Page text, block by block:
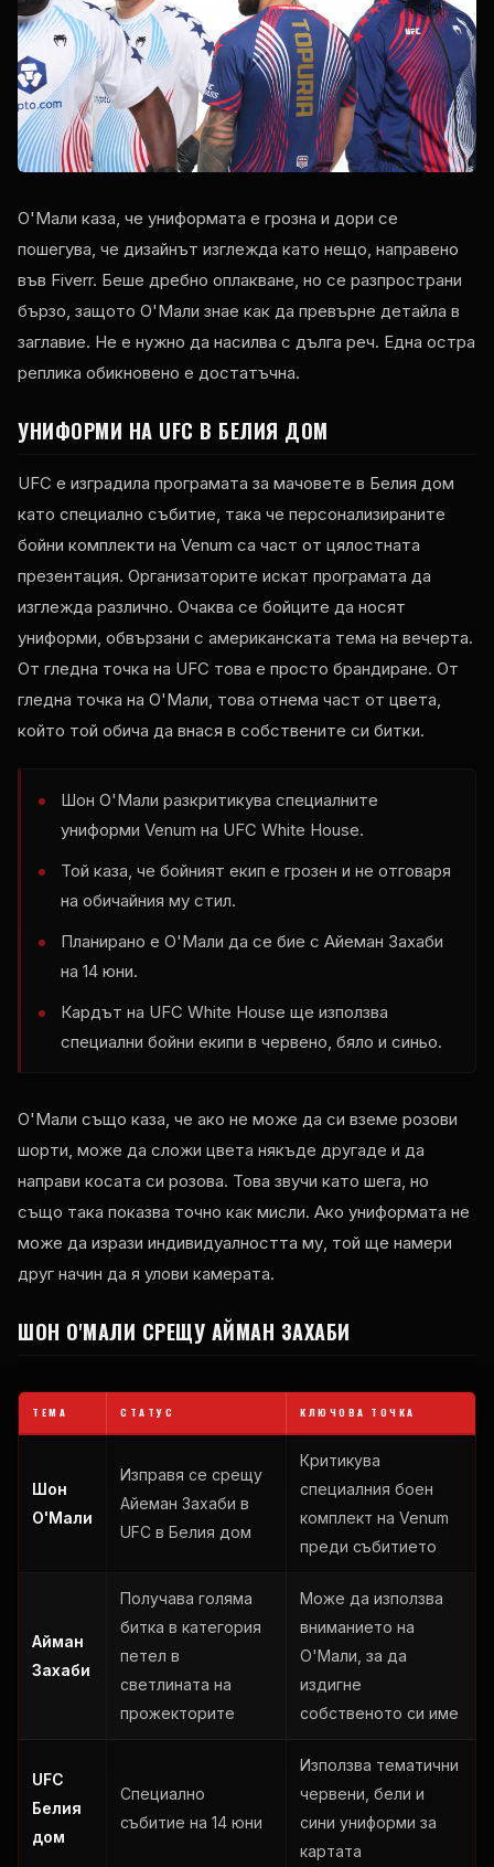
О'Мали каза, че униформата е грозна и дори се
пошегува, че дизайнът изглежда като нещо, направено
във Fiverr. Беше дребно оплакване, но се разпространи
бързо, защото О'Мали знае как да превърне детайла в
заглавие. Не е нужно да насилва с дълга реч. Една остра
реплика обикновено е достатъчна.
УНИФОРМИ НА UFC В БЕЛИЯ ДОМ
UFC е изградила програмата за мачовете в Белия дом
като специално събитие, така че персонализираните
бойни комплекти на Venum са част от цялостната
презентация. Организаторите искат програмата да
изглежда различно. Очаква се бойците да носят
униформи, обвързани с американската тема на вечерта.
От гледна точка на UFC това е просто брандиране. От
гледна точка на О'Мали, това отнема част от цвета,
който той обича да внася в собствените си битки.
Шон О'Мали разкритикува специалните
униформи Venum на UFC White House.
Той каза, че бойният екип е грозен и не отговаря
на обичайния му стил.
Планирано е О'Мали да се бие с Айеман Захаби
на 14 юни.
Кардът на UFC White House ще използва
специални бойни екипи в червено, бяло и синьо.
О'Мали също каза, че ако не може да си вземе розови
шорти, може да сложи цвета някъде другаде и да
направи косата си розова. Това звучи като шега, но
също така показва точно как мисли. Ако униформата не
може да изрази индивидуалността му, той ще намери
друг начин да я улови камерата.
ШОН О'МАЛИ СРЕЩУ АЙМАН ЗАХАБИ
ТЕМА СТАТУС КЛЮЧОВА ТОЧКА
Шон
О'Мали
Изправя се срещу
Айеман Захаби в
UFC в Белия дом
Критикува
специалния боен
комплект на Venum
преди събитието
Айман
Захаби
Получава голяма
битка в категория
петел в
светлината на
прожекторите
Може да използва
вниманието на
О'Мали, за да
издигне
собственото си име
UFC
Белия
дом
Специално
събитие на 14 юни
Използва тематични
червени, бели и
сини униформи за
картата